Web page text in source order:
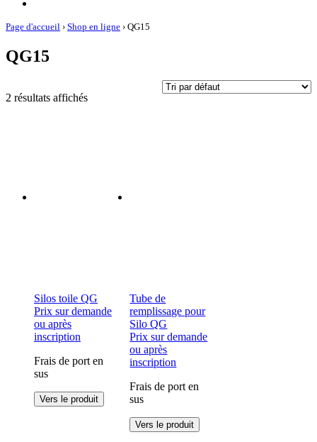
Page d'accueil › Shop en ligne › QG15
QG15
2 résultats affichés
Silos toile QG
Prix sur demande
ou après
inscription
Frais de port en
sus
Ce
produit
Vers le produit
Tube de
remplissage pour
Silo QG
Prix sur demande
ou après
inscription
Frais de port en
sus
Ce
produit
Vers le produit